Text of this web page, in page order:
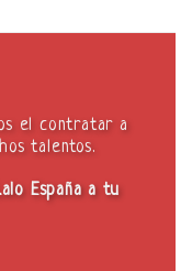
el contratar a
talentos.
España a tu